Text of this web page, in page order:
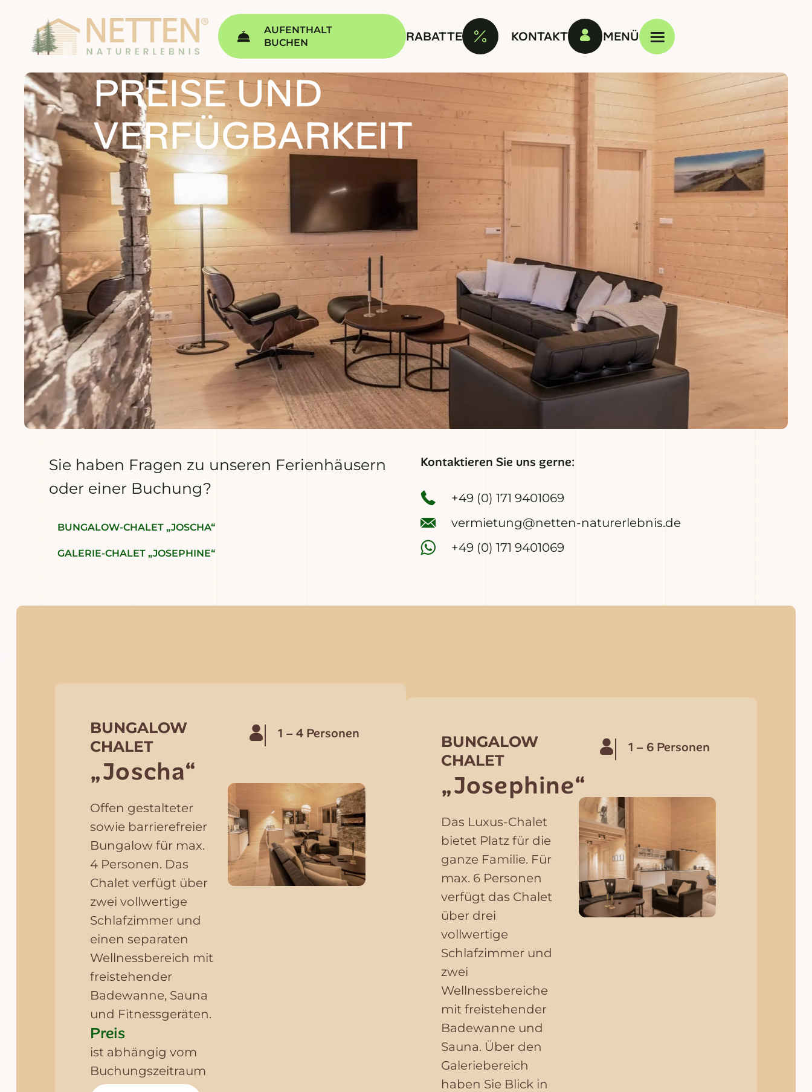
AUFENTHALT
BUCHEN
RABATTE KONTAKT MENÜ
PREISE UND
VERFÜG­BARKEIT
Sie haben Fragen zu unseren Ferienhäusern
oder einer Buchung?
BUNGALOW-CHALET „JOSCHA“
GALERIE-CHALET „JOSEPHINE“
Kontaktieren Sie uns gerne:
+49 (0) 171 9401069
vermietung@netten-naturerlebnis.de
+49 (0) 171 9401069
BUNGALOW
CHALET
„Joscha“
Offen gestalteter
sowie barrierefreier
Bungalow für max.
4 Personen. Das
Chalet verfügt über
zwei vollwertige
Schlafzimmer und
einen separaten
Wellnessbereich mit
freistehender
Badewanne, Sauna
und Fitnessgeräten.
Preis
ist abhängig vom
Buchungszeitraum
1 – 4 Personen
BUNGALOW
CHALET
„Josephine“
Das Luxus-Chalet
bietet Platz für die
ganze Familie. Für
max. 6 Personen
verfügt das Chalet
über drei
vollwertige
Schlafzimmer und
zwei
Wellnessbereiche
mit freistehender
Badewanne und
Sauna. Über den
Galeriebereich
haben Sie Blick in
1 – 6 Personen